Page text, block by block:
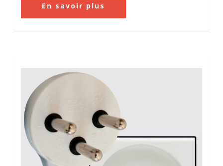
En savoir plus